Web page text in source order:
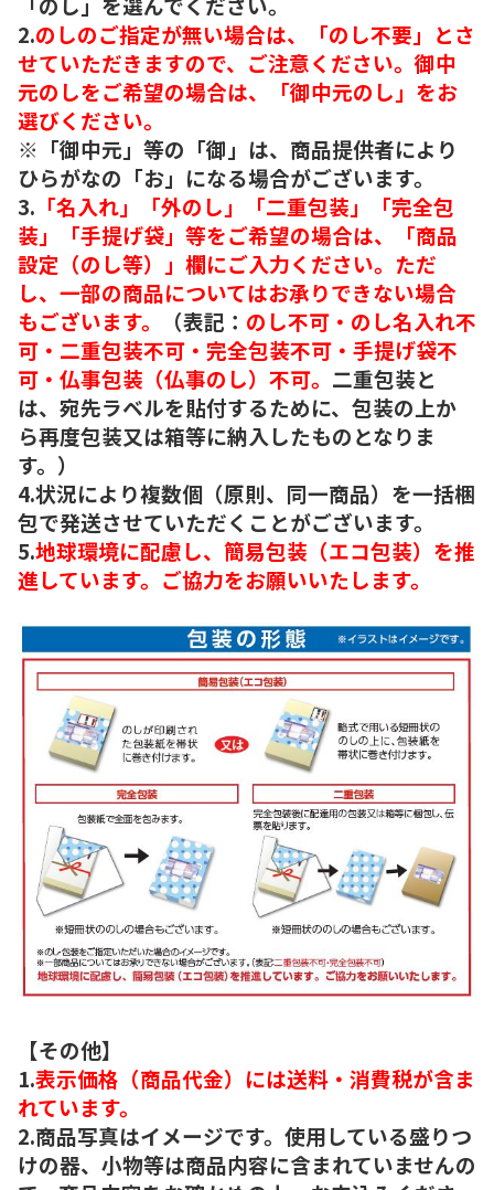
2.のしのご指定が無い場合は、「のし不要」とさ
せていただきますので、ご注意ください。御中
元のしをご希望の場合は、「御中元のし」をお
選びください。
※「御中元」等の「御」は、商品提供者により
ひらがなの「お」になる場合がございます。
3. 「名入れ」「外のし」「二重包装」「完全包
装」「手提げ袋」等をご希望の場合は、「商品
設定（のし等）」欄にご入力ください。ただ
し、一部の商品についてはお承りできない場合
もございます。
（表記： のし不可・のし名入れ不
可・二重包装不可・完全包装不可・手提げ袋不
可・仏事包装（仏事のし）不可。 二重包装と
は、宛先ラベルを貼付するために、包装の上か
ら再度包装又は箱等に納入したものとなりま
す。）
4.状況により複数個（原則、同一商品）を一括梱
包で発送させていただくことがございます。
5.地球環境に配慮し、簡易包装（エコ包装）を推
進しています。ご協力をお願いいたします。
【その他】
1.表示価格（商品代金）には送料・消費税が含ま
れています。
2.商品写真はイメージです。使用している盛りつ
けの器、小物等は商品内容に含まれていませんの